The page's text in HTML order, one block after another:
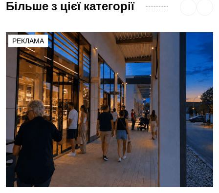
Більше з цієї категорії
РЕКЛАМА